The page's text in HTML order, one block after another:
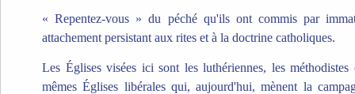
« Repentez-vous » du péché qu'ils ont commis par
attachement persistant aux rites et à la doctrine catholiques.
Les Églises visées ici sont les luthériennes, les méthodistes
mêmes Églises libérales qui, aujourd'hui, mènent la